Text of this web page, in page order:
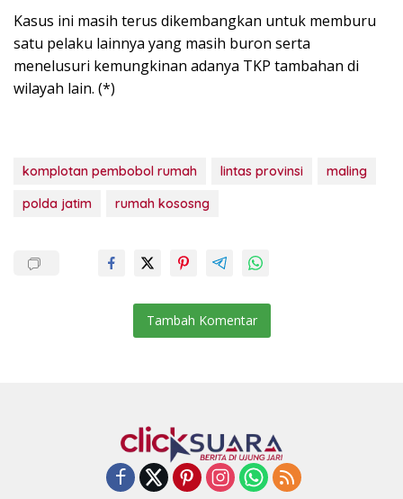
Kasus ini masih terus dikembangkan untuk memburu
satu pelaku lainnya yang masih buron serta
menelusuri kemungkinan adanya TKP tambahan di
wilayah lain. (*)
komplotan pembobol rumah lintas provinsi
maling
polda jatim
rumah kososng
Tambah Komentar